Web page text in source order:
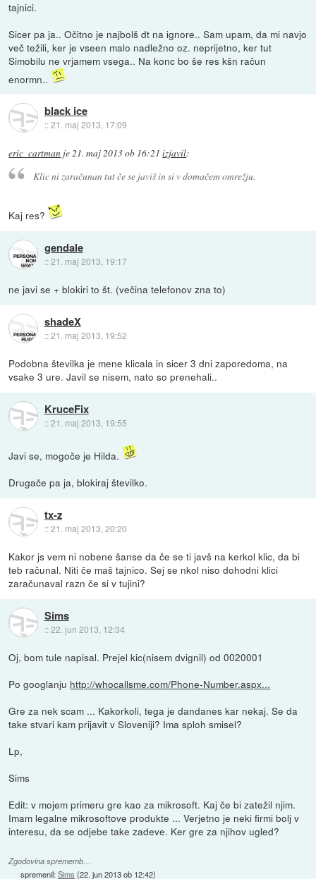
tajnici.
Sicer pa ja.. Očitno je najbolš dt na ignore.. Sam upam, da mi navjo
več težili, ker je vseen malo nadležno oz. neprijetno, ker tut
Simobilu ne vrjamem vsega.. Na konc bo še res kšn račun
enormn..
black ice
::21. maj 2013, 17:09
eric_cartman je21. maj 2013 ob 16:21 izjavil:
Klic ni zaračunan tut če se javiš in si v domačem omrežju.
Kaj res?
gendale
::21. maj 2013, 19:17
ne javi se + blokiri to št. (večina telefonov zna to)
shadeX
::21. maj 2013, 19:52
Podobna številka je mene klicala in sicer 3 dni zaporedoma, na
vsake 3 ure. Javil se nisem, nato so prenehali..
KruceFix
::21. maj 2013, 19:55
Javi se, mogoče je Hilda.
Drugače pa ja, blokiraj številko.
tx-z
::21. maj 2013, 20:20
Kakor js vem ni nobene šanse da če se ti javš na kerkol klic, da bi
teb računal. Niti če maš tajnico. Sej se nkol niso dohodni klici
zaračunaval razn če si v tujini?
Sims
::22. jun 2013, 12:34
Oj, bom tule napisal. Prejel kic(nisem dvignil) od 0020001
Po googlanju http://whocallsme.com/Phone-Number.aspx...
Gre za nek scam ... Kakorkoli, tega je dandanes kar nekaj. Se da
take stvari kam prijavit v Sloveniji? Ima sploh smisel?
Lp,
Sims
Edit: v mojem primeru gre kao za mikrosoft. Kaj če bi zatežil njim.
Imam legalne mikrosoftove produkte ... Verjetno je neki firmi bolj v
interesu, da se odjebe take zadeve. Ker gre za njihov ugled?
Zgodovina sprememb…
spremenil:Sims (22. jun 2013 ob 12:42)